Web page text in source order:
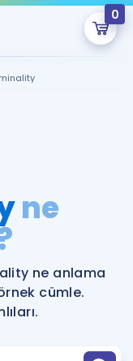
0
onlarca eğitim seni
ne
ne anlama
cümle.